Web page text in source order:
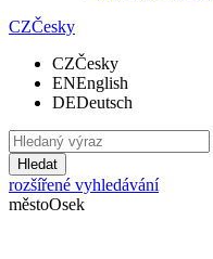
CZČesky
CZČesky
ENEnglish
DEDeutsch
Hledat
rozšířené vyhledávání
městoOsek